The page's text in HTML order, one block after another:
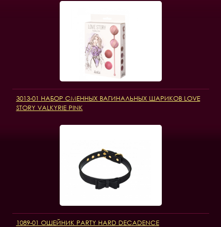
3013-01 НАБОР СМЕННЫХ ВАГИНАЛЬНЫХ ШАРИКОВ LOVE
STORY VALKYRIE PINK
1089-01 ОШЕЙНИК PARTY HARD DECADENCE